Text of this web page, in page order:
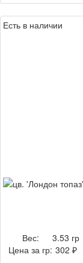
Есть в наличии
Вес:
3.53 гр
Цена за гр: 302 ₽